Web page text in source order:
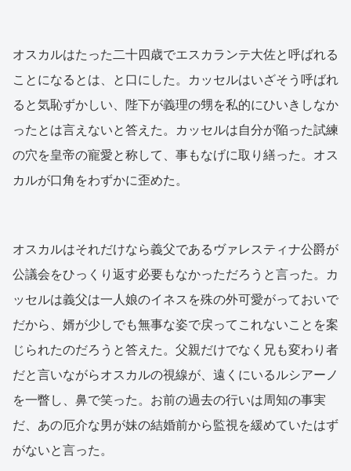
オスカルはたった二十四歳でエスカランテ大佐と呼ばれる
ことになるとは、と口にした。カッセルはいざそう呼ばれ
ると気恥ずかしい、陛下が義理の甥を私的にひいきしなか
ったとは言えないと答えた。カッセルは自分が陥った試練
の穴を皇帝の寵愛と称して、事もなげに取り繕った。オス
カルが口角をわずかに歪めた。
オスカルはそれだけなら義父であるヴァレスティナ公爵が
公議会をひっくり返す必要もなかっただろうと言った。カ
ッセルは義父は一人娘のイネスを殊の外可愛がっておいで
だから、婿が少しでも無事な姿で戻ってこれないことを案
じられたのだろうと答えた。父親だけでなく兄も変わり者
だと言いながらオスカルの視線が、遠くにいるルシアーノ
を一瞥し、鼻で笑った。お前の過去の行いは周知の事実
だ、あの厄介な男が妹の結婚前から監視を緩めていたはず
がないと言った。